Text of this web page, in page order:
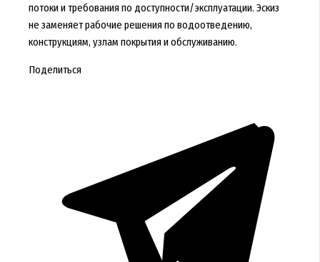
потоки и требования по доступности/эксплуатации. Эскиз
не заменяет рабочие решения по водоотведению,
конструкциям, узлам покрытия и обслуживанию.
Поделиться